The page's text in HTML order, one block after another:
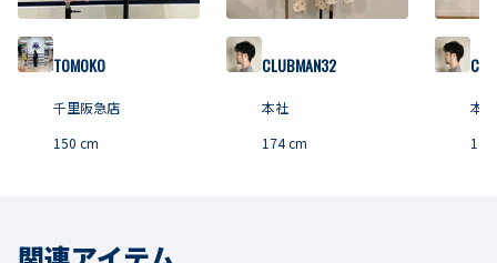
TOMOKO
千里阪急店
150 cm
CLUBMAN32
本社
174cm
本社
174